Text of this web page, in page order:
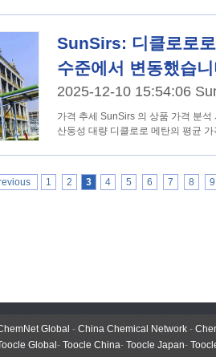
SunSirs: 디클로로
수준에서 변동했습
2025-12-10 15:54:06
가격 추세 SunSirs 의 상품 가격 분석 시스템에 따르면 12 월 9 일 현재
산둥성 대량 디클로로 메탄의 평균
1 2 3 4 5 6 7 8 9
Global - China Chemical Network -
Global - Toocle China- Toocle Japan-